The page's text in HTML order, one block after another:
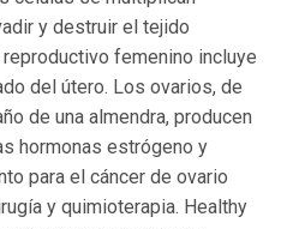
y destruir el tejido
femenino incluye
del útero. Los ovarios, de
de una almendra, producen
hormonas estrógeno y
para el cáncer de ovario
y quimioterapia. Healthy